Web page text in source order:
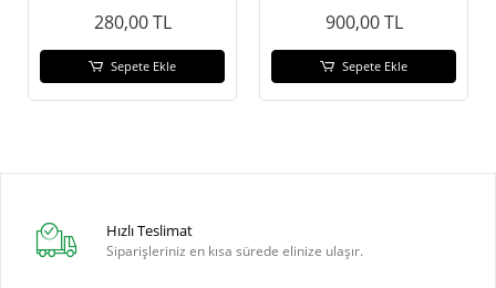
280,00 TL
Sepete Ekle
900,00 TL
Sepete Ekle
Hızlı Teslimat
Siparişleriniz en kısa sürede elinize ulaşır.